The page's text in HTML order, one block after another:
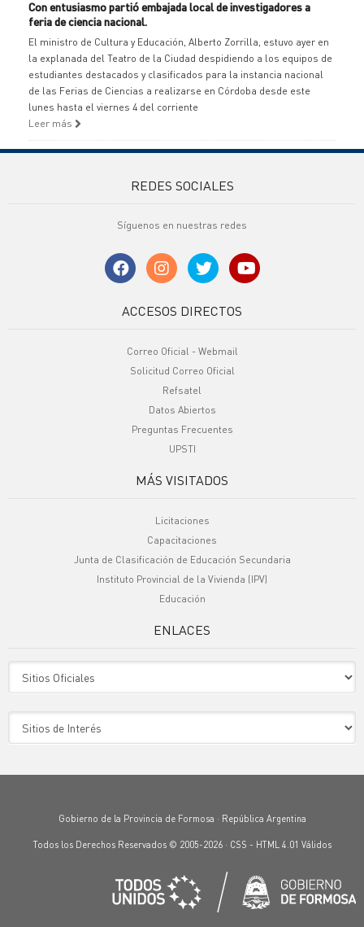
Con entusiasmo partió embajada local de investigadores a
feria de ciencia nacional.
El ministro de Cultura y Educación, Alberto Zorrilla, estuvo ayer en
la explanada del Teatro de la Ciudad despidiendo a los equipos de
estudiantes destacados y clasificados para la instancia nacional
de las Ferias de Ciencias a realizarse en Córdoba desde este
lunes hasta el viernes 4 del corriente
Leer más
REDES SOCIALES
Síguenos en nuestras redes
ACCESOS DIRECTOS
Correo Oficial - Webmail
Solicitud Correo Oficial
Refsatel
Datos Abiertos
Preguntas Frecuentes
UPSTI
MÁS VISITADOS
Licitaciones
Capacitaciones
Junta de Clasificación de Educación Secundaria
Instituto Provincial de la Vivienda (IPV)
Educación
ENLACES
Gobierno de la Provincia de Formosa · República Argentina
Todos los Derechos Reservados © 2005-2026 · CSS - HTML 4.01 Válidos